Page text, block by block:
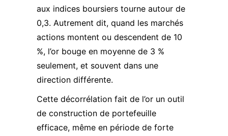
aux indices boursiers tourne autour de
0,3. Autrement dit, quand les marchés
actions montent ou descendent de 10
%, l’or bouge en moyenne de 3 %
seulement, et souvent dans une
direction différente.
Cette décorrélation fait de l’or un outil
de construction de portefeuille
efficace, même en période de forte